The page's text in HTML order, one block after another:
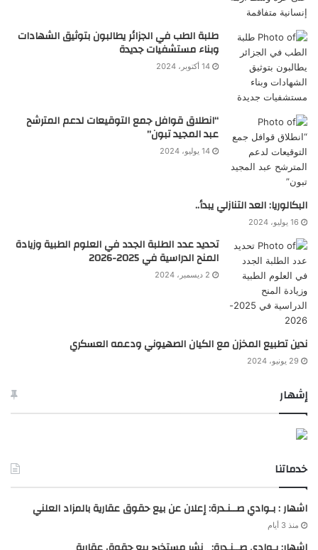
طلبة الطب في الجزائر يطالبون بتوثيق الشهادات
وبناء مستشفيات جديدة
14 أكتوبر، 2024
“انطلاق قوافل جمع التوقيعات لدعم المترشح
عبد المجيد تبون”
14 يوليو، 2024
البكالوريا: العد التنازلي يبدأ..
16 يوليو، 2024
تحديد عدد الطلبة الجدد في العلوم الطبية وزيادة
المنح الدراسية في 2025-2026
2 ديسمبر، 2024
ندين تطبيع المخزن مع الكيان الصهيوني ودعمه العسكري
29 يونيو، 2024
إشهار
خدماتنا
اشهار : بـوادي صــنـدرة: إعلان عن بيع حقوق عقارية بالمزاد العلني
منذ 3 أيام